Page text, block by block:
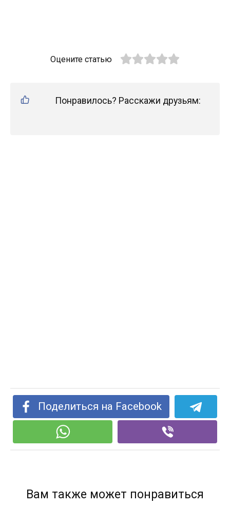
Оцените статью
Понравилось? Расскажи друзьям:
Поделиться на Facebook
Вам также может понравиться